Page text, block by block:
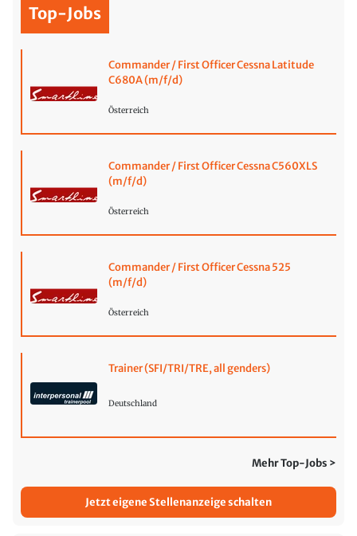
Top-Jobs
Commander / First Officer Cessna Latitude
C680A (m/f/d)
Österreich
Commander / First Officer Cessna C560XLS
(m/f/d)
Österreich
Commander / First Officer Cessna 525
(m/f/d)
Österreich
Trainer (SFI/TRI/TRE, all genders)
Deutschland
Mehr Top-Jobs >
Jetzt eigene Stellenanzeige schalten